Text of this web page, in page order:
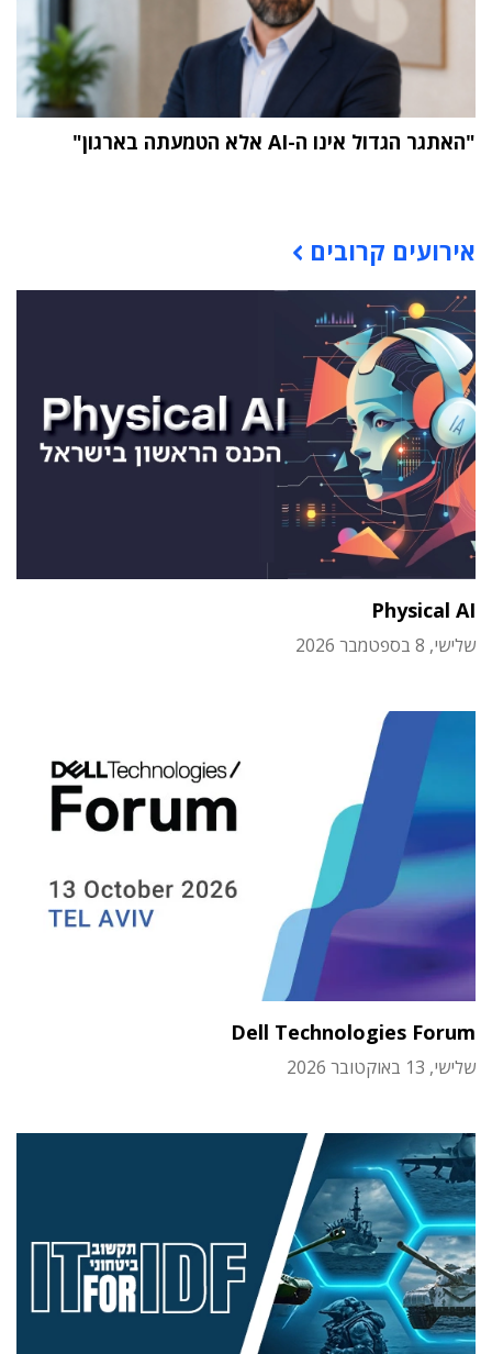
"האתגר הגדול אינו ה-AI אלא הטמעתה בארגון"
אירועים קרובים
Physical AI
שלישי, 8 בספטמבר 2026
Dell Technologies Forum
שלישי, 13 באוקטובר 2026